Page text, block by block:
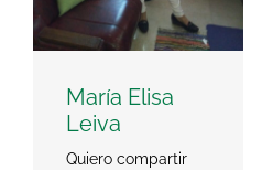
María Elisa
Leiva
Quiero compartir